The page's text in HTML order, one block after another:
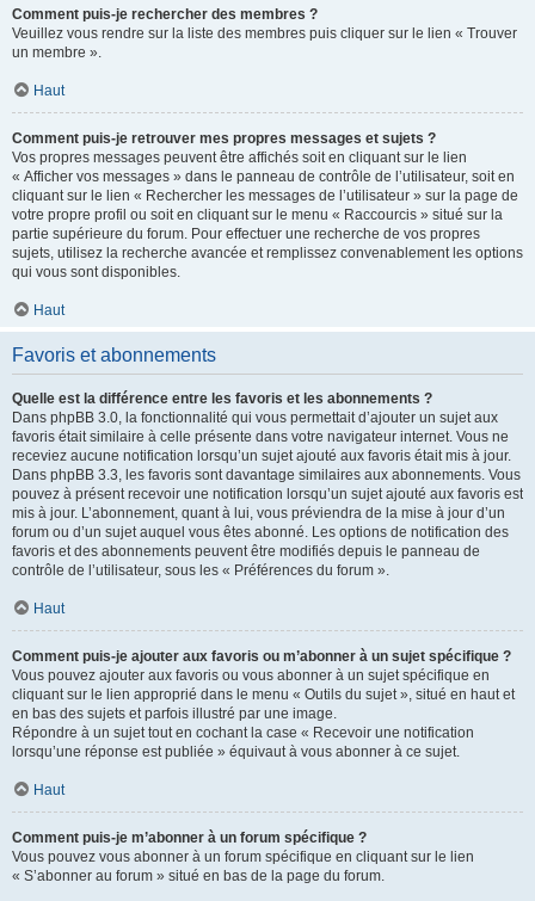
Comment puis-je rechercher des membres ?
Veuillez vous rendre sur la liste des membres puis cliquer sur le lien « Trouver
un membre ».
Haut
Comment puis-je retrouver mes propres messages et sujets ?
Vos propres messages peuvent être affichés soit en cliquant sur le lien
« Afficher vos messages » dans le panneau de contrôle de l’utilisateur, soit en
cliquant sur le lien « Rechercher les messages de l’utilisateur » sur la page de
votre propre profil ou soit en cliquant sur le menu « Raccourcis » situé sur la
partie supérieure du forum. Pour effectuer une recherche de vos propres
sujets, utilisez la recherche avancée et remplissez convenablement les options
qui vous sont disponibles.
Haut
Favoris et abonnements
Quelle est la différence entre les favoris et les abonnements ?
Dans phpBB 3.0, la fonctionnalité qui vous permettait d’ajouter un sujet aux
favoris était similaire à celle présente dans votre navigateur internet. Vous ne
receviez aucune notification lorsqu’un sujet ajouté aux favoris était mis à jour.
Dans phpBB 3.3, les favoris sont davantage similaires aux abonnements. Vous
pouvez à présent recevoir une notification lorsqu’un sujet ajouté aux favoris est
mis à jour. L’abonnement, quant à lui, vous préviendra de la mise à jour d’un
forum ou d’un sujet auquel vous êtes abonné. Les options de notification des
favoris et des abonnements peuvent être modifiés depuis le panneau de
contrôle de l’utilisateur, sous les « Préférences du forum ».
Haut
Comment puis-je ajouter aux favoris ou m’abonner à un sujet spécifique ?
Vous pouvez ajouter aux favoris ou vous abonner à un sujet spécifique en
cliquant sur le lien approprié dans le menu « Outils du sujet », situé en haut et
en bas des sujets et parfois illustré par une image.
Répondre à un sujet tout en cochant la case « Recevoir une notification
lorsqu’une réponse est publiée » équivaut à vous abonner à ce sujet.
Haut
Comment puis-je m’abonner à un forum spécifique ?
Vous pouvez vous abonner à un forum spécifique en cliquant sur le lien
« S’abonner au forum » situé en bas de la page du forum.